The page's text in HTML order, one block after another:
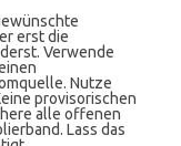
erst die
Verwende
Nutze
provisorischen
alle offenen
Lass das